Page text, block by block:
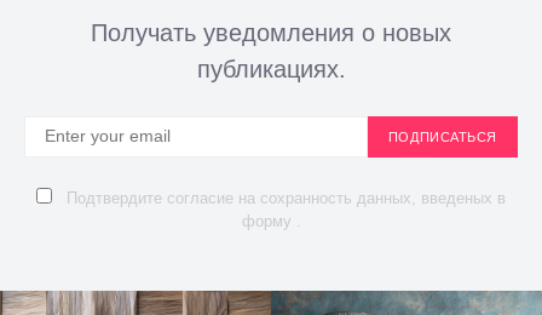
Получать уведомления о новых
публикациях.
ПОДПИСАТЬСЯ
Подтвердите согласие на сохранность данных, введеных в
форму .